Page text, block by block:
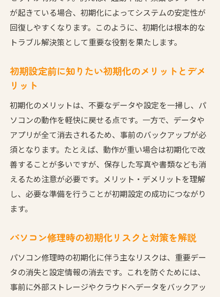
が起きている場合、初期化によってシステムの安定性が
回復しやすくなります。このように、初期化は根本的な
トラブル解決策として重要な役割を果たします。
初期設定前に知りたい初期化のメリットとデメ
リット
初期化のメリットは、不要なデータや設定を一掃し、パ
ソコンの動作を軽快に戻せる点です。一方で、データや
アプリが全て消去されるため、事前のバックアップが必
須となります。たとえば、動作が重い場合は初期化で改
善することが多いですが、保存した写真や書類なども消
えるため注意が必要です。メリット・デメリットを理解
し、必要な準備を行うことが初期設定の成功につながり
ます。
パソコン修理時の初期化リスクと対策を解説
パソコン修理時の初期化に伴う主なリスクは、重要デー
タの消失と設定情報の消去です。これを防ぐためには、
事前に外部ストレージやクラウドへデータをバックアッ